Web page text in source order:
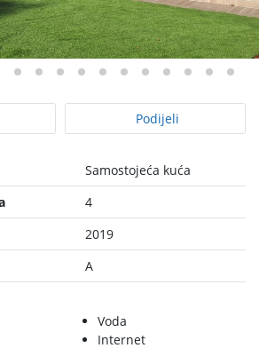
Podijeli
Samostojeća kuća
4
2019
A
Voda
Internet